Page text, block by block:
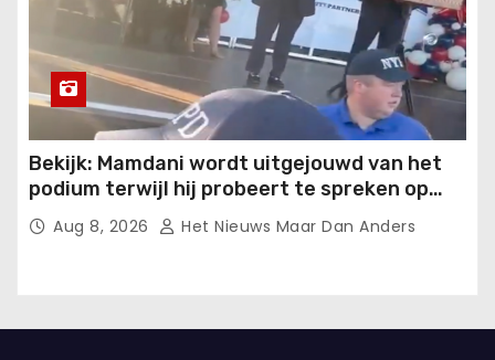
Bekijk: Mamdani wordt uitgejouwd van het
podium terwijl hij probeert te spreken op
een evenement van het New York Police
Department.
Aug 8, 2026 Het Nieuws Maar Dan Anders